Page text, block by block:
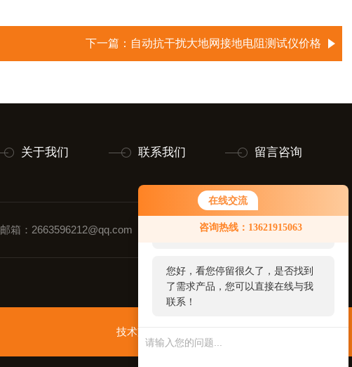
在线交流
咨询热线：13621915063
您好！欢迎前来咨询，很高兴为您
服务，请问您要咨询什么问题呢？
您好，看您停留很久了，是否找到
了需求产品，您可以直接在线与我
联系！
下一篇： 自动抗干扰大地网接地电阻测试仪价格
关于我们 联系我们 留言咨询
邮箱：2663596212@qq.com 联系人：童先生
技术支持：